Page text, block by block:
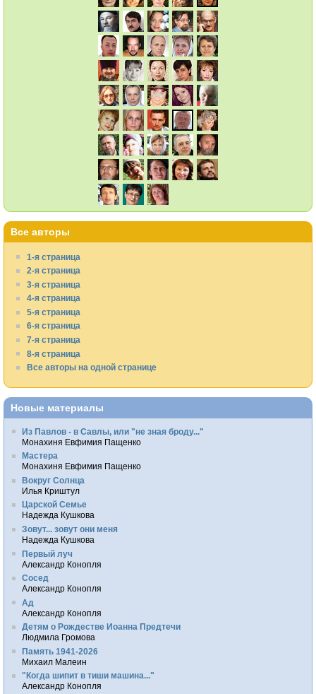
Все авторы
1-я страница
2-я страница
3-я страница
4-я страница
5-я страница
6-я страница
7-я страница
8-я страница
Все авторы на одной странице
Новые материалы
Из Павлов - в Савлы, или "не зная броду..."
Монахиня Евфимия Пащенко
Мастера
Монахиня Евфимия Пащенко
Вокруг Солнца
Илья Криштул
Царской Семье
Надежда Кушкова
Зовут... зовут они меня
Надежда Кушкова
Первый луч
Александр Конопля
Сосед
Александр Конопля
Ад
Александр Конопля
Детям о Рождестве Иоанна Предтечи
Людмила Громова
Память 1941-2026
Михаил Малеин
"Когда шипит в тиши машина..."
Александр Конопля